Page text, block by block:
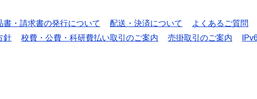
書・請求書の発行について 配送・決済について
よくあるご質問
針 校費・公費・科研費払い取引のご案内 売掛取引のご案内